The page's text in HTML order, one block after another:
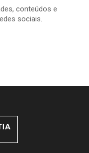
conteúdos e
sociais.